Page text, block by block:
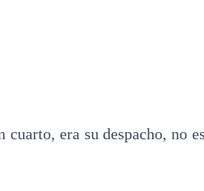
era su despacho, no